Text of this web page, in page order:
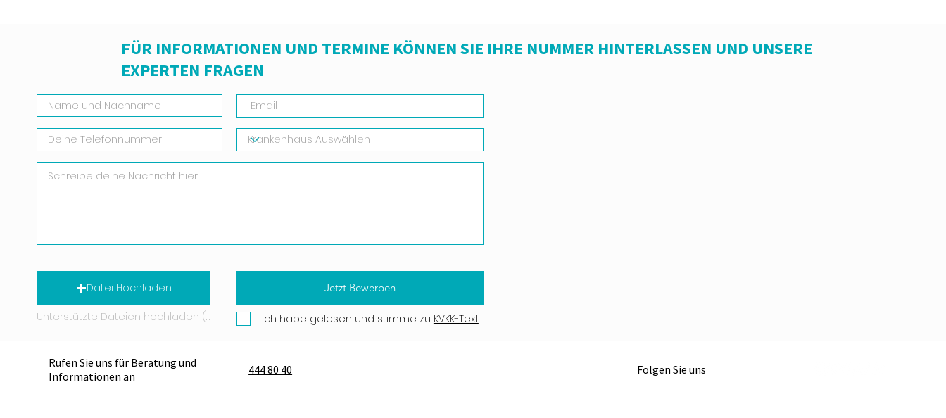
FÜR INFORMATIONEN UND TERMINE KÖNNEN SIE IHRE NUMMER HINTERLASSEN UND UNSERE
EXPERTEN FRAGEN
Jetzt Bewerben
Datei Hochladen
Unterstützte Dateien hochladen (Max. 15 MB) Ich habe gelesen und stimme zu KVKK-Text
Rufen Sie uns für Beratung und
Informationen an
444 80 40 Folgen Sie uns